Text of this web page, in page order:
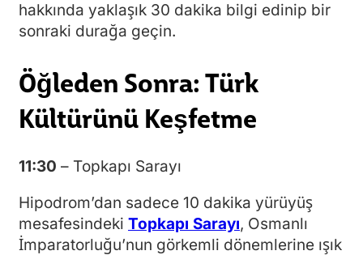
hakkında yaklaşık 30 dakika bilgi edinip bir
sonraki durağa geçin.
Öğleden Sonra: Türk
Kültürünü Keşfetme
11:30 – Topkapı Sarayı
Hipodrom’dan sadece 10 dakika yürüyüş
mesafesindeki Topkapı Sarayı, Osmanlı
İmparatorluğu’nun görkemli dönemlerine ışık